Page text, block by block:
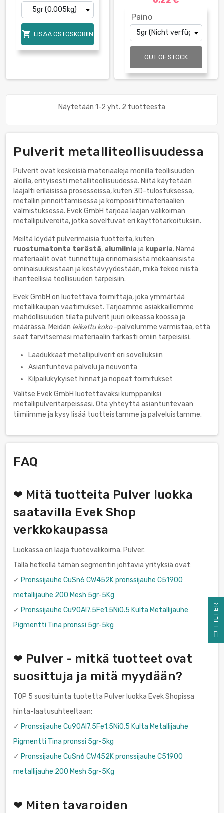
 LISÄÄ OSTOSKORIIN
Paino
OUT OF STOCK
Näytetään 1-2 yht. 2 tuotteesta
Pulverit metalliteollisuudessa
Pulverit ovat keskeisiä materiaaleja monilla teollisuuden
aloilla, erityisesti metalliteollisuudessa. Niitä käytetään
laajalti erilaisissa prosesseissa, kuten 3D-tulostuksessa,
metallin pinnoittamisessa ja komposiittimateriaalien
valmistuksessa. Evek GmbH tarjoaa laajan valikoiman
metallipulvereita, jotka soveltuvat eri käyttötarkoituksiin.
Meiltä löydät pulverimaisia tuotteita, kuten
ruostumatonta terästä, alumiinia ja kuparia. Nämä
materiaalit ovat tunnettuja erinomaisista mekaanisista
ominaisuuksistaan ja kestävyydestään, mikä tekee niistä
ihanteellisia teollisuuden tarpeisiin.
Evek GmbH on luotettava toimittaja, joka ymmärtää
metallikaupan vaatimukset. Tarjoamme asiakkaillemme
mahdollisuuden tilata pulverit juuri oikeassa koossa ja
määrässä. Meidän leikattu koko-palvelumme varmistaa, että
saat tarvitsemasi materiaalin tarkasti omiin tarpeisiisi.
Laadukkaat metallipulverit eri sovelluksiin
Asiantunteva palvelu ja neuvonta
Kilpailukykyiset hinnat ja nopeat toimitukset
Valitse Evek GmbH luotettavaksi kumppaniksi
metallipulveritarpeissasi. Ota yhteyttä asiantuntevaan
tiimiimme ja kysy lisää tuotteistamme ja palveluistamme.
FAQ
❤ Mitä tuotteita Pulver luokka
saatavilla Evek Shop
verkkokaupassa
Luokassa on laaja tuotevalikoima. Pulver.
Tällä hetkellä tämän segmentin johtavia yrityksiä ovat:
✓ Pronssijauhe CuSn6 CW452K pronssijauhe C51900
metallijauhe 200 Mesh 5gr-5Kg
✓ Pronssijauhe Cu90Al7.5Fe1.5Ni0.5 Kulta Metallijauhe
Pigmentti Tina pronssi 5gr-5kg
❤ Pulver - mitkä tuotteet ovat
suosittuja ja mitä myydään?
TOP 5 suosituinta tuotetta Pulver luokka Evek Shopissa
hinta-laatusuhteeltaan:
✓ Pronssijauhe Cu90Al7.5Fe1.5Ni0.5 Kulta Metallijauhe
Pigmentti Tina pronssi 5gr-5kg
✓ Pronssijauhe CuSn6 CW452K pronssijauhe C51900
metallijauhe 200 Mesh 5gr-5Kg
❤ Miten tavaroiden
R